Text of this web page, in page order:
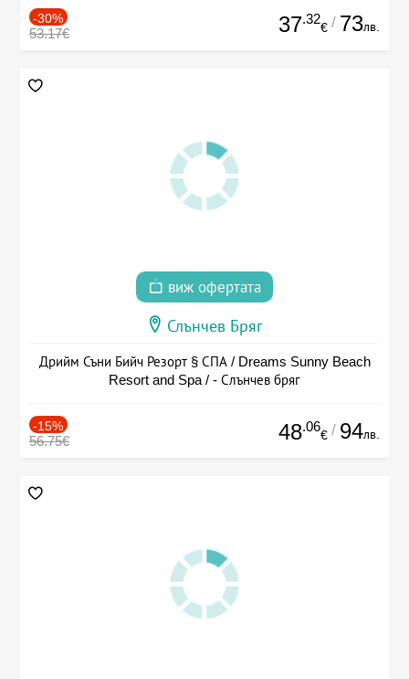
-30%
53.17€ 37.32
€ / 73лв.
виж офертата
Слънчев Бряг
Дрийм Съни Бийч Резорт § СПА / Dreams Sunny Beach
Resort and Spa / - Слънчев бряг
-15%
56.75€ 48.06
€ / 94лв.